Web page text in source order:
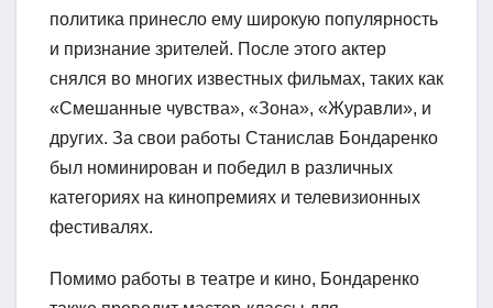
политика принесло ему широкую популярность
и признание зрителей. После этого актер
снялся во многих известных фильмах, таких как
«Смешанные чувства», «Зона», «Журавли», и
других. За свои работы Станислав Бондаренко
был номинирован и победил в различных
категориях на кинопремиях и телевизионных
фестивалях.
Помимо работы в театре и кино, Бондаренко